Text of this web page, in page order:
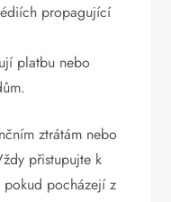
propagující
platbu nebo
ztrátám nebo
přistupujte k
pokud pocházejí z